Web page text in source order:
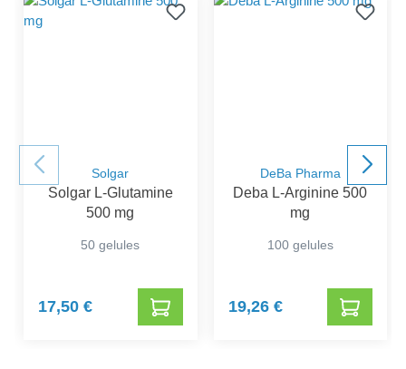
Solgar
Solgar L-Glutamine
500 mg
50 gelules
17,50 €
DeBa Pharma
Deba L-Arginine 500
mg
100 gelules
19,26 €